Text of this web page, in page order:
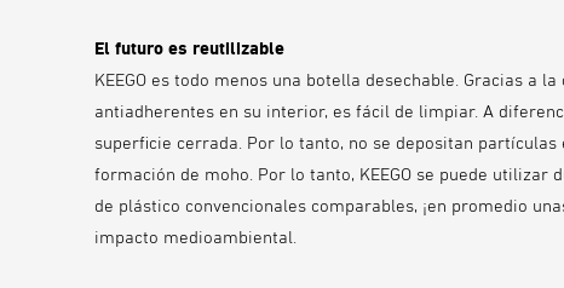
El futuro es reutilizable
KEEGO es todo menos una botella desechable. Gracias a
antiadherentes en su interior, es fácil de limpiar. A
superficie cerrada. Por lo tanto, no se depositan
formación de moho. Por lo tanto, KEEGO se puede
de plástico convencionales comparables, ¡en promedio
impacto medioambiental.